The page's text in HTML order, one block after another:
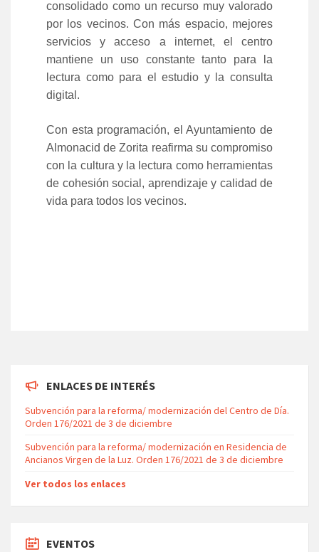
consolidado como un recurso muy valorado
por los vecinos. Con más espacio, mejores
servicios y acceso a internet, el centro
mantiene un uso constante tanto para la
lectura como para el estudio y la consulta
digital.
Con esta programación, el Ayuntamiento de
Almonacid de Zorita reafirma su compromiso
con la cultura y la lectura como herramientas
de cohesión social, aprendizaje y calidad de
vida para todos los vecinos.
ENLACES DE INTERÉS
Subvención para la reforma/ modernización del Centro de Día.
Orden 176/2021 de 3 de diciembre
Subvención para la reforma/ modernización en Residencia de
Ancianos Virgen de la Luz. Orden 176/2021 de 3 de diciembre
Ver todos los enlaces
EVENTOS